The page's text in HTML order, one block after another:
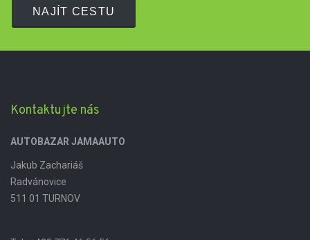
NAJÍT CESTU
Kontaktujte nás
AUTOBAZAR JAMAAUTO
Jakub Zachariáš
Radvánovice
511 01 TURNOV